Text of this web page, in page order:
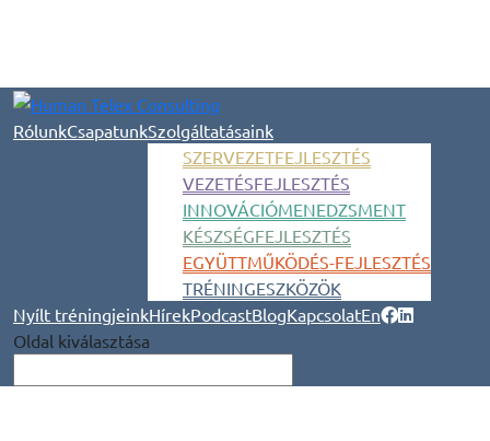
RólunkCsapatunkSzolgáltatásaink
SZERVEZETFEJLESZTÉS
VEZETÉSFEJLESZTÉS
INNOVÁCIÓMENEDZSMENT
KÉSZSÉGFEJLESZTÉS
EGYÜTTMŰKÖDÉS-FEJLESZTÉS
TRÉNINGESZKÖZÖK
Nyílt tréningjeinkHírekPodcastBlogKapcsolatEn
Oldal kiválasztása